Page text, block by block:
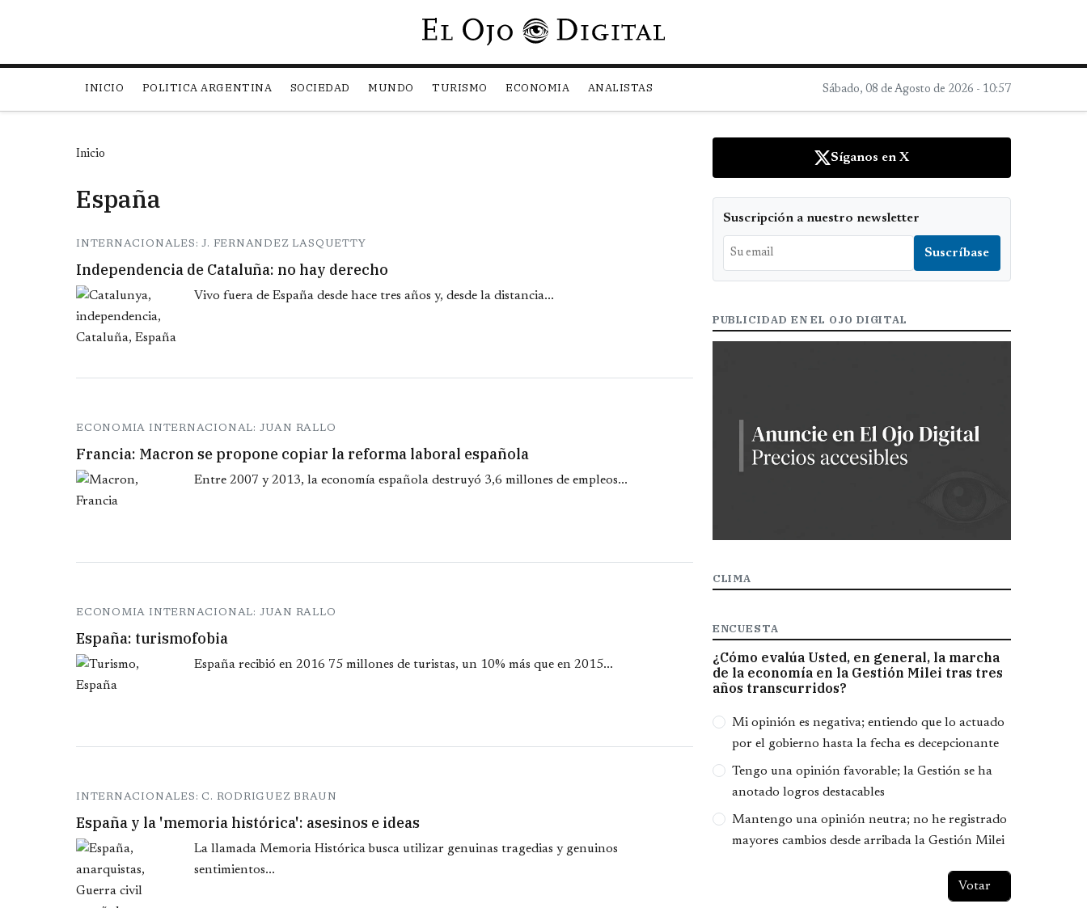
Pasar al contenido principal
INICIO POLITICA ARGENTINA SOCIEDAD MUNDO TURISMO ECONOMIA ANALISTAS Sábado, 08 de Agosto de 2026 - 10:57
Inicio
España
INTERNACIONALES: J. FERNANDEZ LASQUETTY
Independencia de Cataluña: no hay derecho
Vivo fuera de España desde hace tres años y, desde la distancia...
ECONOMIA INTERNACIONAL: JUAN RALLO
Francia: Macron se propone copiar la reforma laboral española
Entre 2007 y 2013, la economía española destruyó 3,6 millones de empleos...
ECONOMIA INTERNACIONAL: JUAN RALLO
España: turismofobia
España recibió en 2016 75 millones de turistas, un 10% más que en 2015...
INTERNACIONALES: C. RODRIGUEZ BRAUN
España y la 'memoria histórica': asesinos e ideas
La llamada Memoria Histórica busca utilizar genuinas tragedias y genuinos
sentimientos...
Síganos en X
Suscripción a nuestro newsletter
PUBLICIDAD EN EL OJO DIGITAL
CLIMA
ENCUESTA
¿Cómo evalúa Usted, en general, la marcha
de la economía en la Gestión Milei tras tres
años transcurridos?
Opciones
Mi opinión es negativa; entiendo que lo actuado
por el gobierno hasta la fecha es decepcionante
Tengo una opinión favorable; la Gestión se ha
anotado logros destacables
Mantengo una opinión neutra; no he registrado
mayores cambios desde arribada la Gestión Milei